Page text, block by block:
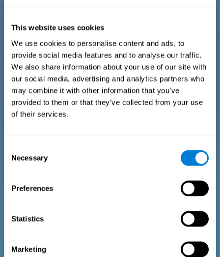
This website uses cookies
We use cookies to personalise content and ads, to
provide social media features and to analyse our traffic.
We also share information about your use of our site with
our social media, advertising and analytics partners who
may combine it with other information that you’ve
provided to them or that they’ve collected from your use
of their services.
Selection
Necessary
Preferences
Statistics
Marketing
vom zuständigen Experten beantwortet werden. Die Fragen
beziehen sich auf folgende Bereiche: physisches Wohlbefinden
(adäquate physische Kondition), psychologisches Wohlbefinden
(guter Zustand der kognitiven und emotionalen Prozesse) und
soziales Wohlbefinden (gesunde und bereichernde Beziehungen
zu Mitmenschen). Die Fragen passen sich in jedem dieser
Bereiche an den Alltag der Kinder und Jugendlichen an.
Diagnosekriterien für Jugendliche zwischen 13
und 17 Jahren
vom zuständigen Verantwortlichen oder Experten ausgefüllt
werden. Die Fragen beziehen sich auf folgende Bereiche:
und emotionalen Prozesse) und soziales Wohlbefinden
(gesunde und bereichernde Beziehungen zu Mitmenschen). Die
Diagnosekriterien für Erwachsene und ältere
Menschen